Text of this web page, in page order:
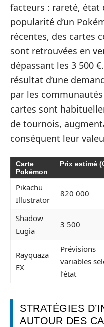
facteurs : rareté, état
popularité d’un
récentes, des cartes
sont retrouvées en
dépassant les 3 500
résultat d’une
par les
cartes sont
de tournois,
conséquent leur
Carte
Pokémon
Prix estimé
Pikachu
Illustrator
820 000
Shadow
Lugia
3 500
Rayquaza
EX
Prévisions
variables
l’état
STRATÉGIES
AUTOUR DES